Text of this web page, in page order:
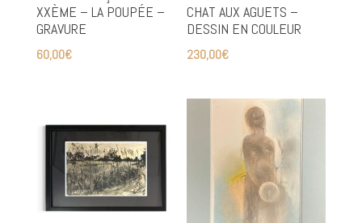
XXÈME – LA POUPÉE –
GRAVURE
60,00€
CHAT AUX AGUETS –
DESSIN EN COULEUR
230,00€